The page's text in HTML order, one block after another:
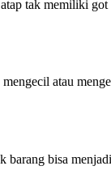
tak memiliki
atau
barang bisa